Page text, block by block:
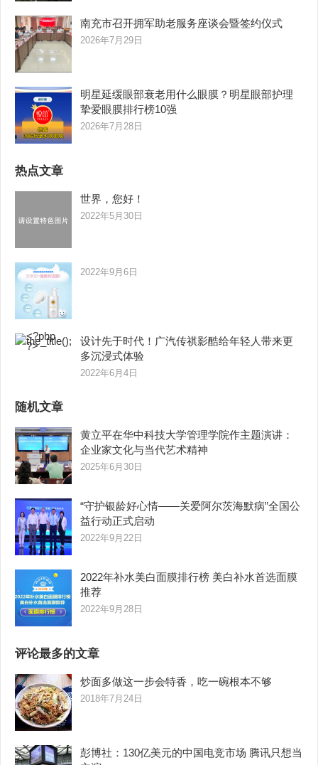
南充市召开拥军助老服务座谈会暨签约仪式
2026年7月29日
明星延缓眼部衰老用什么眼膜？明星眼部护理
挚爱眼膜排行榜10强
2026年7月28日
热点文章
世界，您好！
2022年5月30日
2022年9月6日
设计先于时代！广汽传祺影酷给年轻人带来更
多沉浸式体验
2022年6月4日
随机文章
黄立平在华中科技大学管理学院作主题演讲：
企业家文化与当代艺术精神
2025年6月30日
“守护银龄好心情——关爱阿尔茨海默病”全国公
益行动正式启动
2022年9月22日
2022年补水美白面膜排行榜 美白补水首选面膜
推荐
2022年9月28日
评论最多的文章
炒面多做这一步会特香，吃一碗根本不够
2018年7月24日
彭博社：130亿美元的中国电竞市场 腾讯只想当